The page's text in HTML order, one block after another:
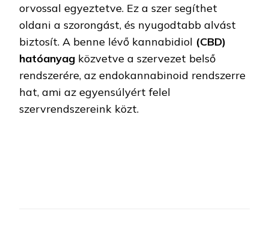
orvossal egyeztetve. Ez a szer segíthet
oldani a szorongást, és nyugodtabb alvást
biztosít. A benne lévő kannabidiol (CBD)
hatóanyag közvetve a szervezet belső
rendszerére, az endokannabinoid rendszerre
hat, ami az egyensúlyért felel
szervrendszereink közt.